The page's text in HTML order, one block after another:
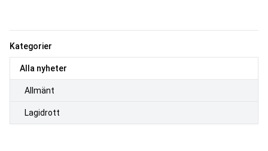
Kategorier
Alla nyheter
Allmänt
Lagidrott